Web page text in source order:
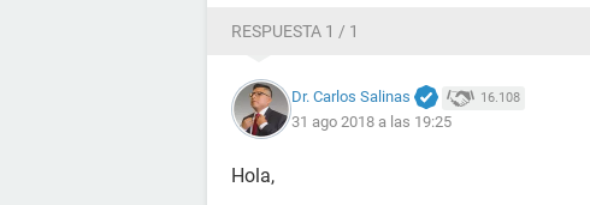
RESPUESTA 1 / 1
Dr. Carlos Salinas 16.108
31 ago 2018 a las 19:25
Hola,